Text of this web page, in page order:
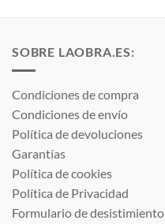
SOBRE LAOBRA.ES:
Condiciones de compra
Condiciones de envío
Política de devoluciones
Garantías
Política de cookies
Política de Privacidad
Formulario de desistimiento